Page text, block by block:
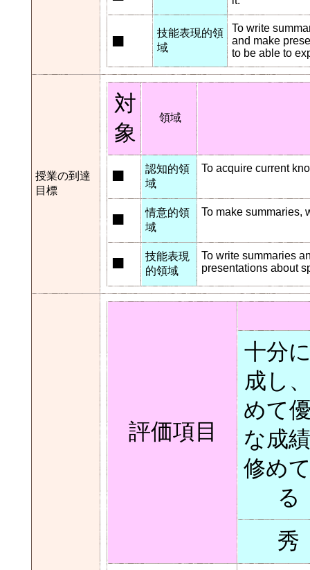
■
技能表現的領
域
To write
and make
to be able to
授業の到達
目標
対
象
領域
■
認知的領
域
To acquire current
■
情意的領
域
To make summaries,
■
技能表現
的領域
To write summaries
presentations about
評価項目
十分
成し
めて
な成
修め
る
秀